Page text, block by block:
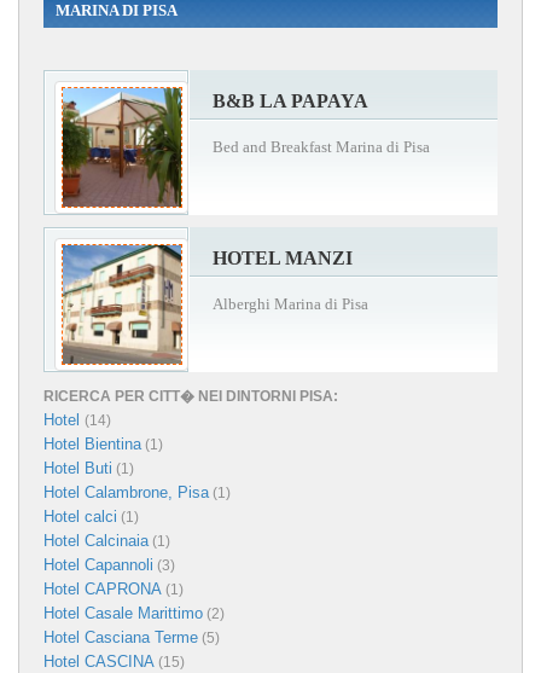
MARINA DI PISA
B&B LA PAPAYA
Bed and Breakfast Marina di Pisa
HOTEL MANZI
Alberghi Marina di Pisa
RICERCA PER CITT� NEI DINTORNI PISA:
Hotel (14)
Hotel Bientina(1)
Hotel Buti (1)
Hotel Calambrone, Pisa(1)
Hotel calci (1)
Hotel Calcinaia(1)
Hotel Capannoli (3)
Hotel CAPRONA (1)
Hotel Casale Marittimo (2)
Hotel Casciana Terme (5)
Hotel CASCINA (15)